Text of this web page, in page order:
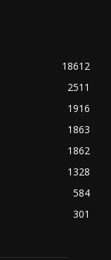
18612
2511
1916
1863
1862
1328
584
301